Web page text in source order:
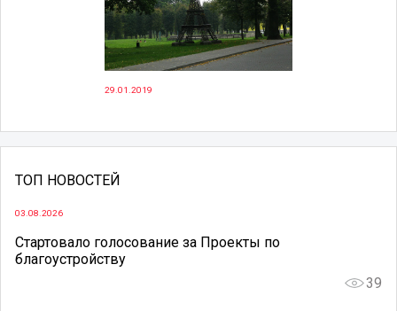
29.01.2019
ТОП НОВОСТЕЙ
03.08.2026
Стартовало голосование за Проекты по
благоустройству
39